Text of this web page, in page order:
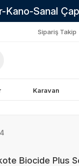
Sanal
Sipariş Takip
Karavan
Biocide Plus